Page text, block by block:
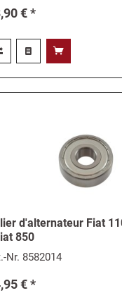
€ *
d'alternateur Fiat
850
Nr. 8582014
€ *